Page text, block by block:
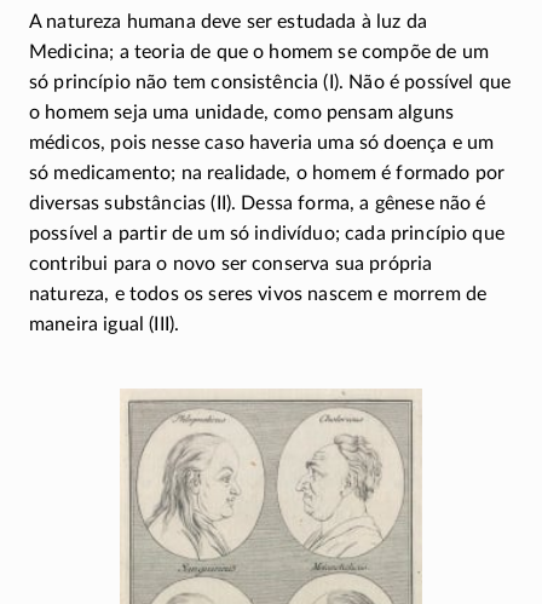
A natureza humana deve ser estudada à luz da
Medicina; a teoria de que o homem se compõe de um
só princípio não tem consistência (I). Não é possível que
o homem seja uma unidade, como pensam alguns
médicos, pois nesse caso haveria uma só doença e um
só medicamento; na realidade, o homem é formado por
diversas substâncias (II). Dessa forma, a gênese não é
possível a partir de um só indivíduo; cada princípio que
contribui para o novo ser conserva sua própria
natureza, e todos os seres vivos nascem e morrem de
maneira igual (III).